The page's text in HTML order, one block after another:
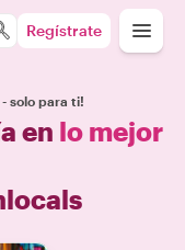
Regístrate
solo para ti!
en lo mejor